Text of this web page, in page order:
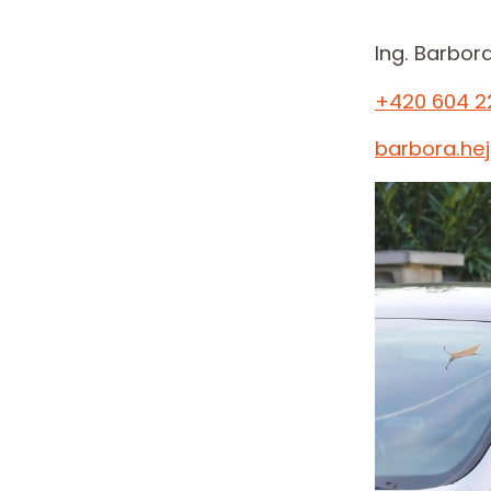
Ing.
+420 604